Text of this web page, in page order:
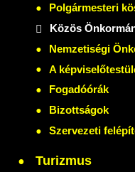
Polgármesteri
Közös
Nemzetiségi
A
Fogadóórák
Bizottságok
Szervezeti
Turizmus